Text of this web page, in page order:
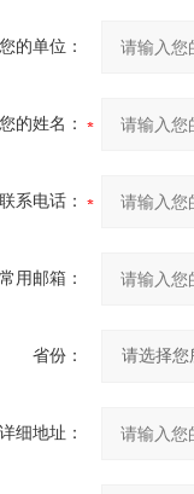
您的单位：
您的姓名：
联系电话：
常用邮箱：
省份：
详细地址：